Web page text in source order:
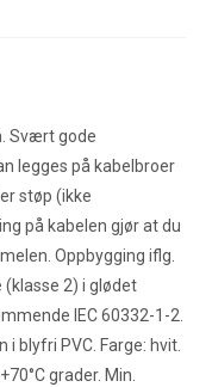
Svært gode
legges på kabelbroer
støp (ikke
på kabelen gjør at du
Oppbygging iflg.
(klasse 2) i glødet
IEC 60332-1-2.
i blyfri PVC. Farge: hvit.
grader. Min.